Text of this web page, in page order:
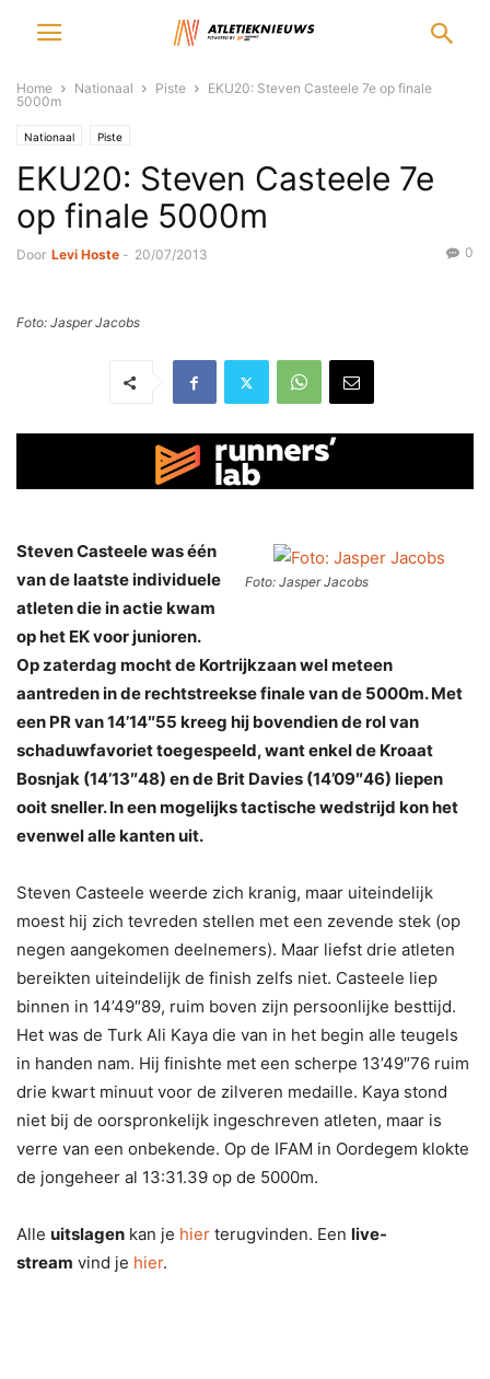
Home Nationaal Piste
EKU20: Steven Casteele 7e op finale
5000m
Nationaal Piste
EKU20: Steven Casteele 7e
op finale 5000m
Door Levi Hoste - 20/07/2013 0
Foto: Jasper Jacobs
Foto: Jasper Jacobs
Steven Casteele was één
van de laatste individuele
atleten die in actie kwam
op het EK voor junioren.
Op zaterdag mocht de Kortrijkzaan wel meteen
aantreden in de rechtstreekse finale van de 5000m. Met
een PR van 14’14″55 kreeg hij bovendien de rol van
schaduwfavoriet toegespeeld, want enkel de Kroaat
Bosnjak (14’13″48) en de Brit Davies (14’09″46) liepen
ooit sneller. In een mogelijks tactische wedstrijd kon het
evenwel alle kanten uit.
Steven Casteele weerde zich kranig, maar uiteindelijk
moest hij zich tevreden stellen met een zevende stek (op
negen aangekomen deelnemers). Maar liefst drie atleten
bereikten uiteindelijk de finish zelfs niet. Casteele liep
binnen in 14’49″89, ruim boven zijn persoonlijke besttijd.
Het was de Turk Ali Kaya die van in het begin alle teugels
in handen nam. Hij finishte met een scherpe 13’49″76 ruim
drie kwart minuut voor de zilveren medaille. Kaya stond
niet bij de oorspronkelijk ingeschreven atleten, maar is
verre van een onbekende. Op de IFAM in Oordegem klokte
de jongeheer al 13:31.39 op de 5000m.
Alle uitslagen kan je hier terugvinden. Een live-
stream vind je hier.